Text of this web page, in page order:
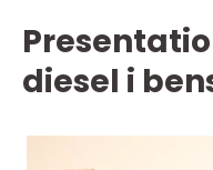
diesel i